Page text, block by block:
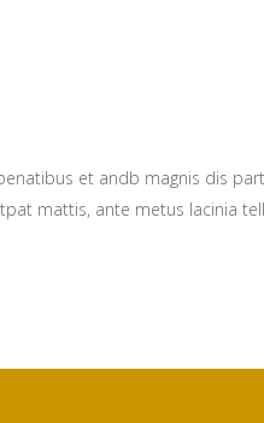
et andb magnis dis
mattis, ante metus lacinia